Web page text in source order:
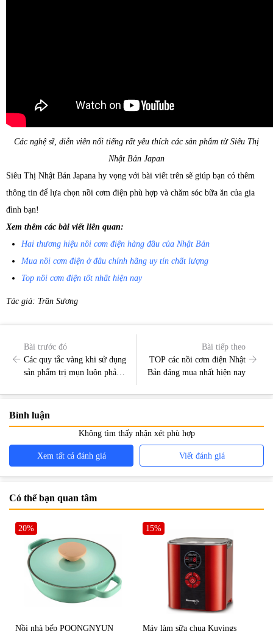
Các nghệ sĩ, diễn viên nổi tiếng rất yêu thích các sản phẩm từ Siêu Thị
Nhật Bản Japan
Siêu Thị Nhật Bản Japana hy vọng với bài viết trên sẽ giúp bạn có thêm
thông tin để lựa chọn nồi cơm điện phù hợp và chăm sóc bữa ăn của gia
đình bạn!
Xem thêm các bài viết liên quan:
Hai thương hiệu nồi cơm điện hàng đầu của Nhật Bản
Mua nồi cơm điện ở đâu chính hãng uy tín chất lượng
Top nồi cơm điện tốt nhất hiện nay
Tác giả: Trần Sương
Bài trước đó
Các quy tắc vàng khi sử dụng
sản phẩm trị mụn luôn phải
Bài tiếp theo
TOP các nồi cơm điện Nhật
Bản đáng mua nhất hiện nay
Bình luận
Không tìm thấy nhận xét phù hợp
Xem tất cả đánh giá Viết đánh giá
Có thể bạn quan tâm
20%
Nồi nhà bếp POONGNYUN
15%
Máy làm sữa chua Kuvings